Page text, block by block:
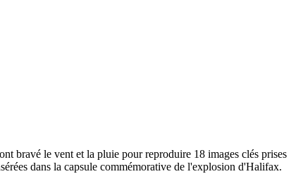
bravé le vent et la pluie pour reproduire 18 images clés prises
dans la capsule commémorative de l'explosion d'Halifax.